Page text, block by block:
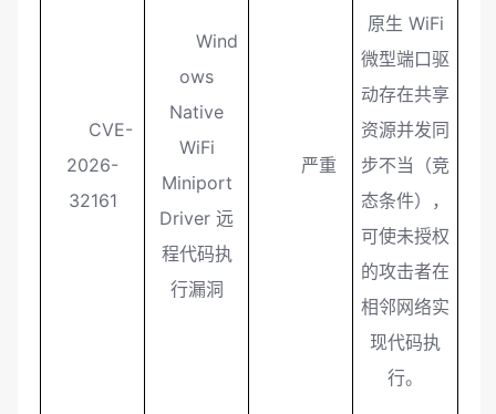
CVE-
2026-
32161
Wind
ows
Native
WiFi
Miniport
Driver 远
程代码执
行漏洞
严重
原生 WiFi
微型端口驱
动存在共享
资源并发同
步不当（竞
态条件），
可使未授权
的攻击者在
相邻网络实
现代码执
行。